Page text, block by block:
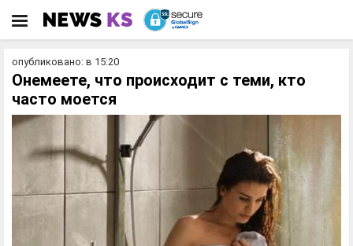
опубликовано: в 15:20
Онемеете, что происходит с теми, кто
часто моется